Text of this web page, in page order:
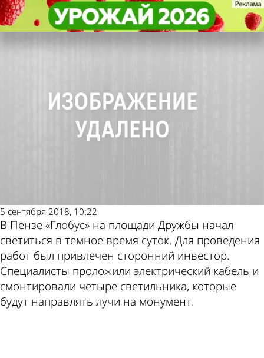
В Пензе запустили подсветку
«Глобуса» на площади Дружбы
Общество
5 сентября 2018, 10:22
В Пензе «Глобус» на площади Дружбы начал
светиться в темное время суток. Для проведения
работ был привлечен сторонний инвестор.
Специалисты проложили электрический кабель и
смонтировали четыре светильника, которые
будут направлять лучи на монумент.
В Пензе запустили подсветку
«Глобуса» на площади Дружбы
Общество
Другие новости по
теме
Погода и курсы
валют в Пензе